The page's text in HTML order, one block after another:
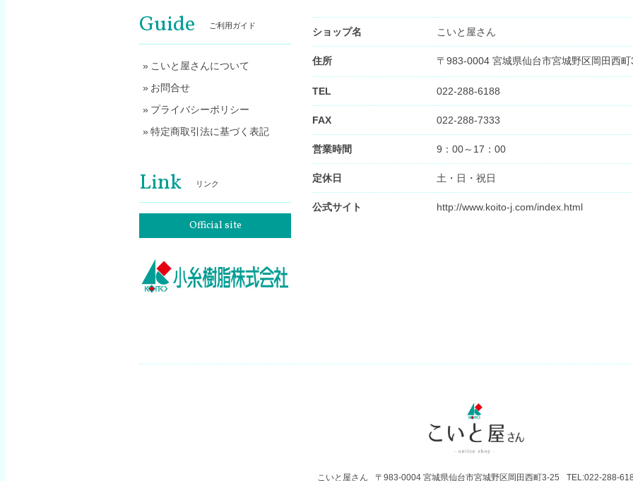
ショップ名 こいと屋さん
住所 〒983-0004 宮城県仙台市宮城野区岡田西
TEL 022-288-6188
FAX 022-288-7333
営業時間 9：00～17：00
定休日 土・日・祝日
公式サイト http://www.koito-j.com/index.html
Guide ご利用ガイド
こいと屋さんについて
お問合せ
プライバシーポリシー
特定商取引法に基づく表記
Link リンク
Official site
こいと屋さん 〒983-0004 宮城県仙台市宮城野区岡田西町3-25 TEL:022-288-